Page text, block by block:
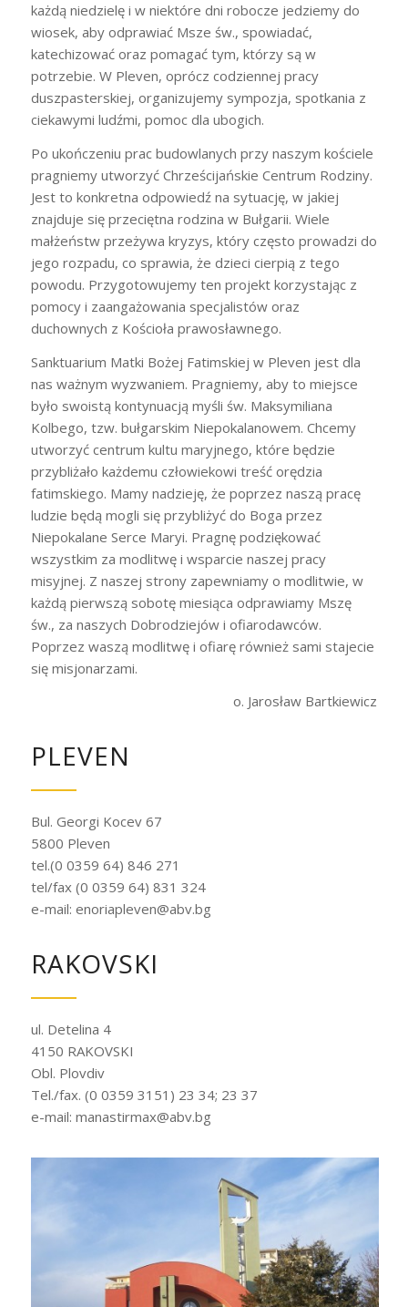
każdą niedzielę i w niektóre dni robocze jedziemy do
wiosek, aby odprawiać Msze św., spowiadać,
katechizować oraz pomagać tym, którzy są w
potrzebie. W Pleven, oprócz codziennej pracy
duszpasterskiej, organizujemy sympozja, spotkania z
ciekawymi ludźmi, pomoc dla ubogich.
Po ukończeniu prac budowlanych przy naszym kościele
pragniemy utworzyć Chrześcijańskie Centrum Rodziny.
Jest to konkretna odpowiedź na sytuację, w jakiej
znajduje się przeciętna rodzina w Bułgarii. Wiele
małżeństw przeżywa kryzys, który często prowadzi do
jego rozpadu, co sprawia, że dzieci cierpią z tego
powodu. Przygotowujemy ten projekt korzystając z
pomocy i zaangażowania specjalistów oraz
duchownych z Kościoła prawosławnego.
Sanktuarium Matki Bożej Fatimskiej w Pleven jest dla
nas ważnym wyzwaniem. Pragniemy, aby to miejsce
było swoistą kontynuacją myśli św. Maksymiliana
Kolbego, tzw. bułgarskim Niepokalanowem. Chcemy
utworzyć centrum kultu maryjnego, które będzie
przybliżało każdemu człowiekowi treść orędzia
fatimskiego. Mamy nadzieję, że poprzez naszą pracę
ludzie będą mogli się przybliżyć do Boga przez
Niepokalane Serce Maryi. Pragnę podziękować
wszystkim za modlitwę i wsparcie naszej pracy
misyjnej. Z naszej strony zapewniamy o modlitwie, w
każdą pierwszą sobotę miesiąca odprawiamy Mszę
św., za naszych Dobrodziejów i ofiarodawców.
Poprzez waszą modlitwę i ofiarę również sami stajecie
się misjonarzami.
o. Jarosław Bartkiewicz
PLEVEN
Bul. Georgi Kocev 67
5800 Pleven
tel.(0 0359 64) 846 271
tel/fax (0 0359 64) 831 324
e-mail: enoriapleven@abv.bg
RAKOVSKI
ul. Detelina 4
4150 RAKOVSKI
Obl. Plovdiv
Tel./fax. (0 0359 3151) 23 34; 23 37
e-mail: manastirmax@abv.bg